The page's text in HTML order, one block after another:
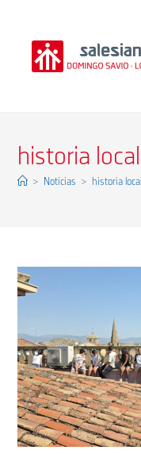
contenido
historia local
> Noticias > historia local